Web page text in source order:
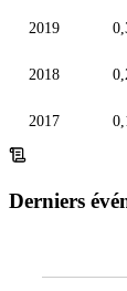
2019
2018
2017
Derniers